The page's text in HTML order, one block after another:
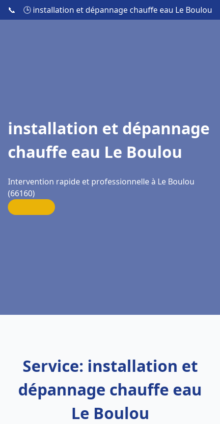
📞 🕒 installation et dépannage chauffe eau Le Boulou
installation et dépannage
chauffe eau Le Boulou
Intervention rapide et professionnelle à Le Boulou
(66160)
Service: installation et
dépannage chauffe eau
Le Boulou